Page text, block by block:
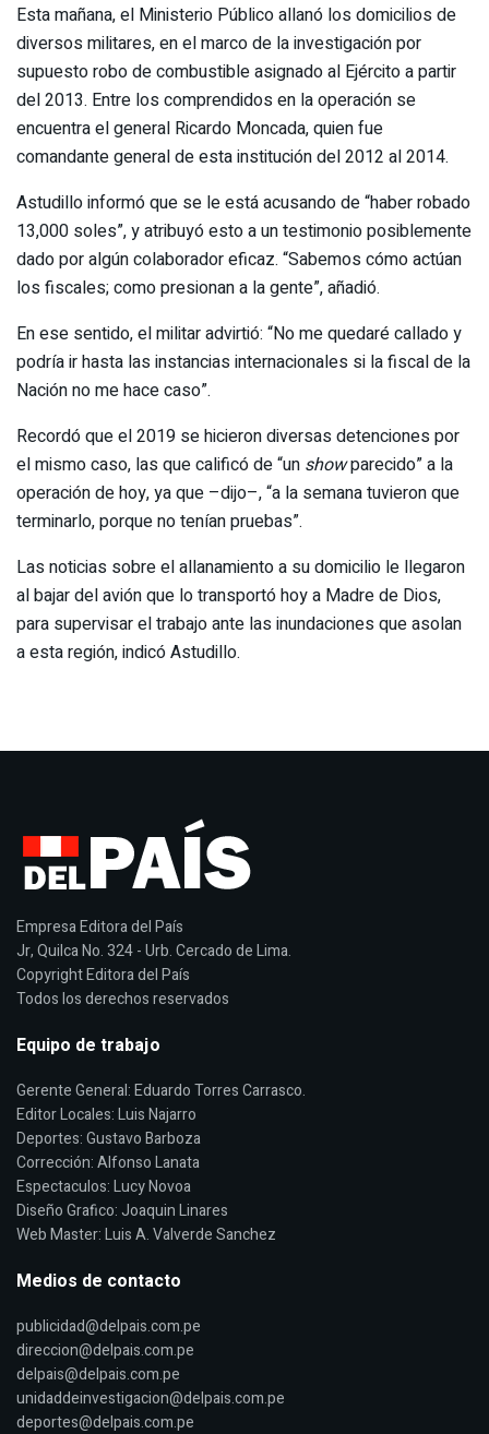
Esta mañana, el Ministerio Público allanó los domicilios de
diversos militares, en el marco de la investigación por
supuesto robo de combustible asignado al Ejército a partir
del 2013. Entre los comprendidos en la operación se
encuentra el general Ricardo Moncada, quien fue
comandante general de esta institución del 2012 al 2014.
Astudillo informó que se le está acusando de “haber robado
13,000 soles”, y atribuyó esto a un testimonio posiblemente
dado por algún colaborador eficaz. “Sabemos cómo actúan
los fiscales; como presionan a la gente”, añadió.
En ese sentido, el militar advirtió: “No me quedaré callado y
podría ir hasta las instancias internacionales si la fiscal de la
Nación no me hace caso”.
Recordó que el 2019 se hicieron diversas detenciones por
el mismo caso, las que calificó de “un showparecido” a la
operación de hoy, ya que –dijo–, “a la semana tuvieron que
terminarlo, porque no tenían pruebas”.
Las noticias sobre el allanamiento a su domicilio le llegaron
al bajar del avión que lo transportó hoy a Madre de Dios,
para supervisar el trabajo ante las inundaciones que asolan
a esta región, indicó Astudillo.
Empresa Editora del País
Jr, Quilca No. 324 - Urb. Cercado de Lima.
Copyright Editora del País
Todos los derechos reservados
Equipo de trabajo
Gerente General: Eduardo Torres Carrasco.
Editor Locales: Luis Najarro
Deportes: Gustavo Barboza
Corrección: Alfonso Lanata
Espectaculos: Lucy Novoa
Diseño Grafico: Joaquin Linares
Web Master: Luis A. Valverde Sanchez
Medios de contacto
publicidad@delpais.com.pe
direccion@delpais.com.pe
delpais@delpais.com.pe
unidaddeinvestigacion@delpais.com.pe
deportes@delpais.com.pe